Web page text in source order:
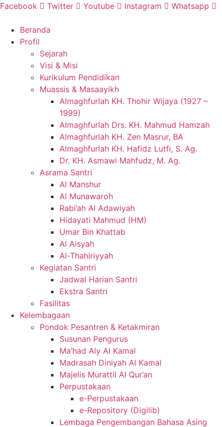
Skip
content
Facebook Twitter Youtube Instagram Whatsapp
Beranda
Profil
Sejarah
Visi & Misi
Kurikulum Pendidikan
Muassis & Masaayikh
Almaghfurlah KH. Thohir Wijaya (1927 –
1999)
Almaghfurlah Drs. KH. Mahmud Hamzah
Almaghfurlah KH. Zen Masrur, BA
Almaghfurlah KH. Hafidz Lutfi, S. Ag.
Dr. KH. Asmawi Mahfudz, M. Ag.
Asrama Santri
Al Manshur
Al Munawaroh
Rabi’ah Al Adawiyah
Hidayati Mahmud (HM)
Umar Bin Khattab
Al Aisyah
Al-Thahiriyyah
Kegiatan Santri
Jadwal Harian Santri
Ekstra Santri
Fasilitas
Kelembagaan
Pondok Pesantren & Ketakmiran
Susunan Pengurus
Ma’had Aly Al Kamal
Madrasah Diniyah Al Kamal
Majelis Murattil Al Qur’an
Perpustakaan
e-Perpustakaan
e-Repository (Digilib)
Lembaga Pengembangan Bahasa Asing